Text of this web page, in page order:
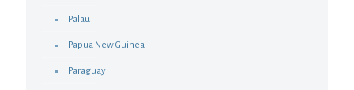
Palau
Papua New Guinea
Paraguay